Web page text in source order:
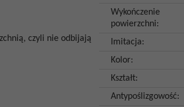
czyli nie odbijają
Wykończenie
powierzchni:
Imitacja:
Kolor:
Kształt:
Antypoślizgowość: